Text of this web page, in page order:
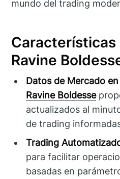
mundo del trading
Características
Ravine
Datos de Mercado
Ravine Boldesse
actualizados al
de trading
Trading
para facilitar
basadas en